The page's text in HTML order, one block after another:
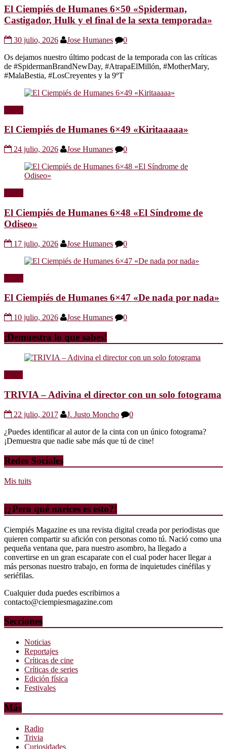
El Ciempiés de Humanes 6×50 «Spiderman,
Castigador, Hulk y el final de la sexta temporada»
30 julio, 2026 Jose Humanes
0
Os dejamos nuestro último podcast de la temporada con las críticas
de #SpidermanBrandNewDay, #AtrapaElMillón, #MotherMary,
#MalaBestia, #LosCreyentes y la 9ºT
El Ciempiés de Humanes 6×49 «Kiritaaaaa»
24 julio, 2026 Jose Humanes 0
El Ciempiés de Humanes 6×48 «El Síndrome de
Odiseo»
17 julio, 2026 Jose Humanes 0
El Ciempiés de Humanes 6×47 «De nada por nada»
10 julio, 2026 Jose Humanes 0
¡Demuestra lo que sabes!
TRIVIA – Adivina el director con un solo fotograma
22 julio, 2017 J. Justo Moncho
0
¿Puedes identificar al autor de la cinta con un único fotograma?
¡Demuestra que nadie sabe más que tú de cine!
Redes Sociales
Mis tuits
¡¿Pero qué narices es esto?!
Ciempiés Magazine es una revista digital creada por periodistas que
quieren compartir su afición con personas como tú. Nació como una
pequeña ventana que, para nuestro asombro, ha llegado a
convertirse en un gran escaparate con el cual poder hacer llegar a
más personas nuestro trabajo, en forma de inquietudes cinéfilas y
seriéfilas.
Cualquier duda puedes escribirnos a
contacto@ciempiesmagazine.com
Secciones
Noticias
Reportajes
Críticas de cine
Críticas de series
Edición física
Festivales
Más
Radio
Trivia
Curiosidades